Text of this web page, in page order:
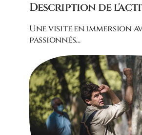
Description de
Une visite en immersion
passionnés…